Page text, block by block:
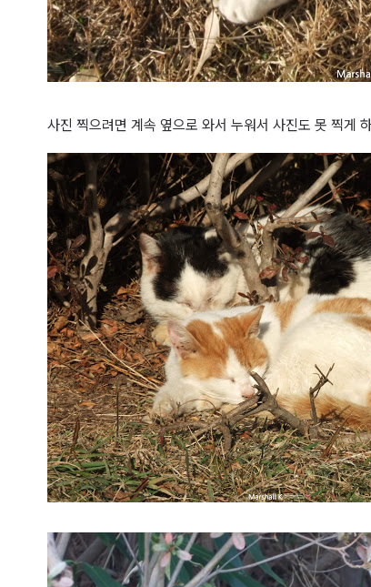
사진 찍으려면 계속 옆으로 와서 누워서 사진도 못 찍게